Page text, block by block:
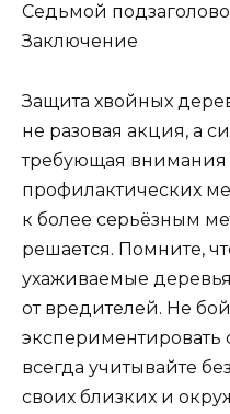
Седьмой
Заключение
Защита хвойных
не разовая акция, а
требующая внимания
профилактических
к более серьёзным
решается. Помните,
ухаживаемые
от вредителей. Не
всегда учитывайте
своих близких и